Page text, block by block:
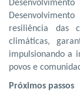
resiliência das
climáticas,
impulsionando a
povos e
Próximos passos